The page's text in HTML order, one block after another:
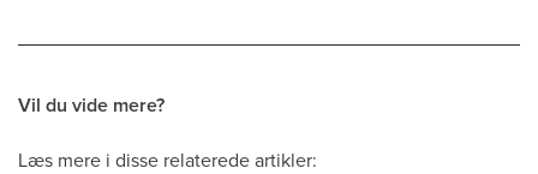
Vil du vide mere?
Læs mere i disse relaterede artikler: